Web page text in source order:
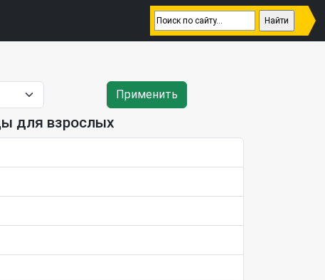
Применить
для взрослых